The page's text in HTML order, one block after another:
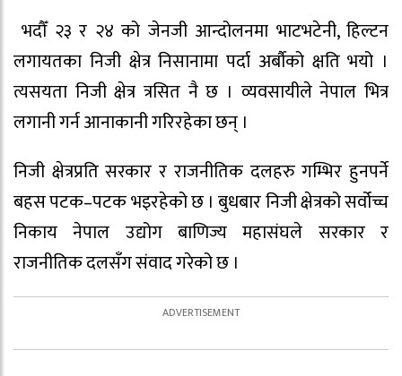
भदौँ २३ र २४ को जेनजी आन्दोलनमा भाटभटेनी, हिल्टन
लगायतका निजी क्षेत्र निसानामा पर्दा अर्बाैको क्षति भयो ।
त्यसयता निजी क्षेत्र त्रसित नै छ । व्यवसायीले नेपाल भित्र
लगानी गर्न आनाकानी गरिरहेका छन् ।
निजी क्षेत्रप्रति सरकार र राजनीतिक दलहरु गम्भिर हुनपर्ने
बहस पटक–पटक भइरहेको छ । बुधबार निजी क्षेत्रको सर्वोच्च
निकाय नेपाल उद्योग बाणिज्य महासंघले सरकार र
राजनीतिक दलसँग संवाद गरेको छ ।